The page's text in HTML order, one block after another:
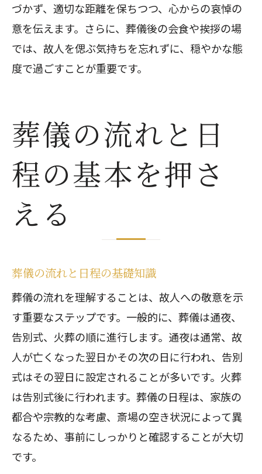
づかず、適切な距離を保ちつつ、心からの哀悼の
意を伝えます。さらに、葬儀後の会食や挨拶の場
では、故人を偲ぶ気持ちを忘れずに、穏やかな態
度で過ごすことが重要です。
葬儀の流れと日
程の基本を押さ
える
葬儀の流れと日程の基礎知識
葬儀の流れを理解することは、故人への敬意を示
す重要なステップです。一般的に、葬儀は通夜、
告別式、火葬の順に進行します。通夜は通常、故
人が亡くなった翌日かその次の日に行われ、告別
式はその翌日に設定されることが多いです。火葬
は告別式後に行われます。葬儀の日程は、家族の
都合や宗教的な考慮、斎場の空き状況によって異
なるため、事前にしっかりと確認することが大切
です。